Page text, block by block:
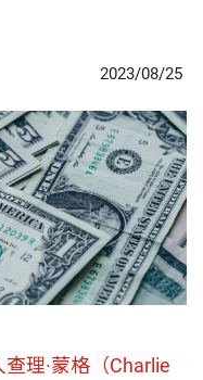
2023/08/25
理·蒙格（Charlie